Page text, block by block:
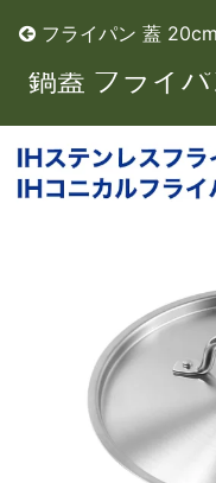
フライパン 蓋
鍋蓋 フライ